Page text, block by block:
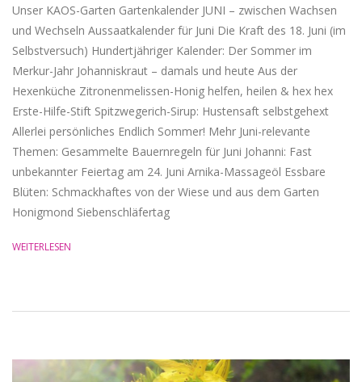
Unser KAOS-Garten Gartenkalender JUNI – zwischen Wachsen
und Wechseln Aussaatkalender für Juni Die Kraft des 18. Juni (im
Selbstversuch) Hundertjähriger Kalender: Der Sommer im
Merkur-Jahr Johanniskraut – damals und heute Aus der
Hexenküche Zitronenmelissen-Honig helfen, heilen & hex hex
Erste-Hilfe-Stift Spitzwegerich-Sirup: Hustensaft selbstgehext
Allerlei persönliches Endlich Sommer! Mehr Juni-relevante
Themen: Gesammelte Bauernregeln für Juni Johanni: Fast
unbekannter Feiertag am 24. Juni Arnika-Massageöl Essbare
Blüten: Schmackhaftes von der Wiese und aus dem Garten
Honigmond Siebenschläfertag
WEITERLESEN